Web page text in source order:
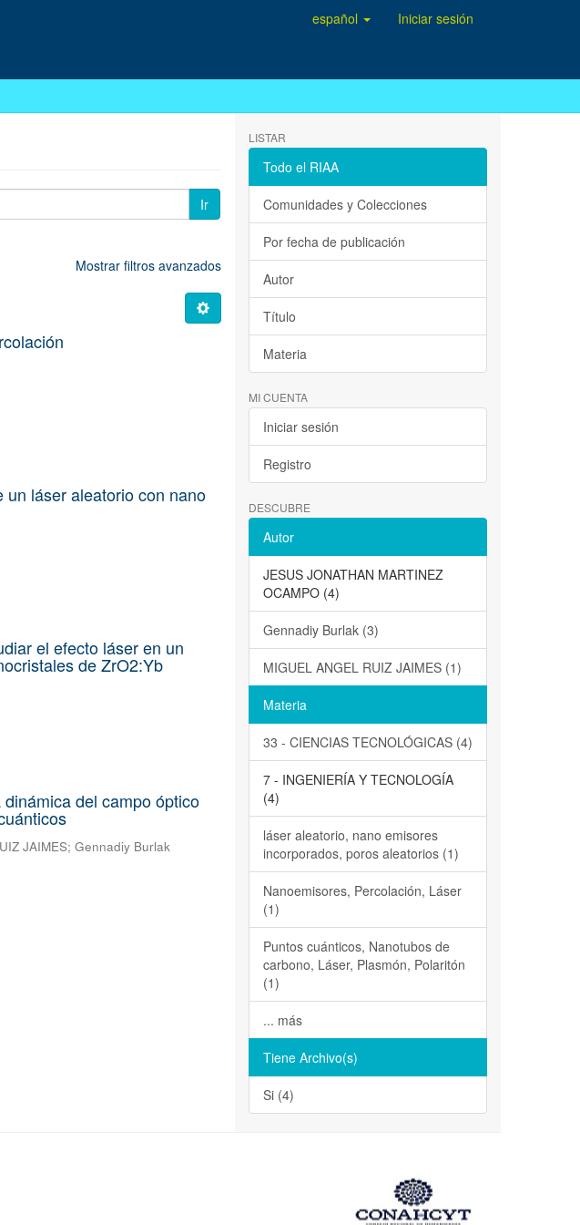
español Iniciar sesión
Ir
Mostrar filtros avanzados
láser aleatorio con nano
el efecto láser en un
de ZrO2:Yb
del campo óptico
JAIMES;Gennadiy Burlak
LISTAR
Todo el RIAA
Comunidades y Colecciones
Por fecha de publicación
Autor
Título
Materia
MI CUENTA
Iniciar sesión
Registro
DESCUBRE
Autor
JESUS JONATHAN MARTINEZ
OCAMPO (4)
Gennadiy Burlak (3)
MIGUEL ANGEL RUIZ JAIMES (1)
Materia
33 - CIENCIAS TECNOLÓGICAS (4)
7 - INGENIERÍA Y TECNOLOGÍA
(4)
láser aleatorio, nano emisores
incorporados, poros aleatorios (1)
Nanoemisores, Percolación, Láser
(1)
Puntos cuánticos, Nanotubos de
carbono, Láser, Plasmón, Polaritón
(1)
... más
Tiene Archivo(s)
Si (4)